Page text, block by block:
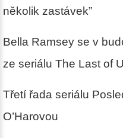
několik zastávek”
Bella Ramsey se v
ze seriálu The Last of
Třetí řada seriálu
O’Harovou